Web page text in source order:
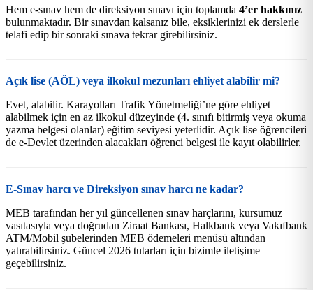
Hem e-sınav hem de direksiyon sınavı için toplamda 4’er hakkınız
bulunmaktadır. Bir sınavdan kalsanız bile, eksiklerinizi ek derslerle
telafi edip bir sonraki sınava tekrar girebilirsiniz.
Açık lise (AÖL) veya ilkokul mezunları ehliyet alabilir mi?
Evet, alabilir. Karayolları Trafik Yönetmeliği’ne göre ehliyet
alabilmek için en az ilkokul düzeyinde (4. sınıfı bitirmiş veya okuma
yazma belgesi olanlar) eğitim seviyesi yeterlidir. Açık lise öğrencileri
de e-Devlet üzerinden alacakları öğrenci belgesi ile kayıt olabilirler.
E-Sınav harcı ve Direksiyon sınav harcı ne kadar?
MEB tarafından her yıl güncellenen sınav harçlarını, kursumuz
vasıtasıyla veya doğrudan Ziraat Bankası, Halkbank veya Vakıfbank
ATM/Mobil şubelerinden MEB ödemeleri menüsü altından
yatırabilirsiniz. Güncel 2026 tutarları için bizimle iletişime
geçebilirsiniz.